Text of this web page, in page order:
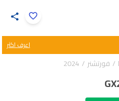
1
/
37
اعرف اكثر
فورتشنر 2024